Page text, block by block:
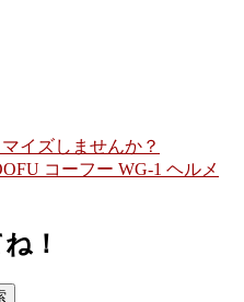
イズしませんか？
コーフー WG-1 ヘルメ
！